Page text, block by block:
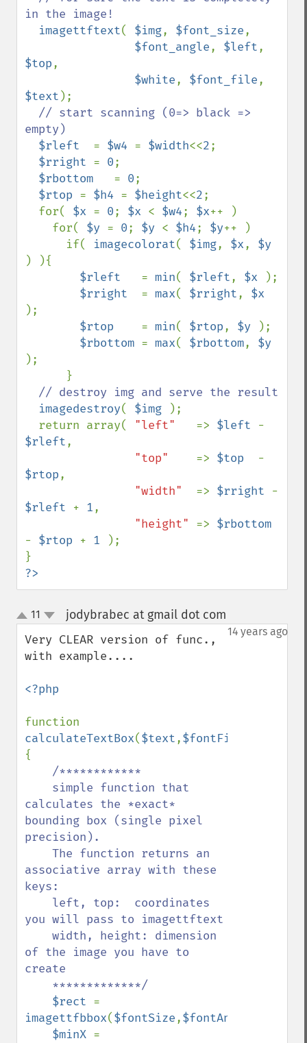
in the image!
imagettftext( $img, $font_size,
$font_angle, $left
$top,
$white, $font_file
$text );
// start scanning (0=> black =>
empty)
$rleft = $w4 = $width<<2;
$rright = 0;
$rbottom = 0;
$rtop = $h4 = $height<<2;
  for(
$x = 0; $x < $w4; $x++ )
    for(
$y = 0; $y < $h4; $y++ )
      if(
imagecolorat( $img, $x,
) ){
$rleft = min( $rleft, $x
);
$rright = max( $rright,
);
$rtop = min( $rtop, $y
);
$rbottom = max( $rbottom,
);
// destroy img and serve the result
imagedestroy( $img
);
  return array(
"left" => $left
$rleft,
"top" => $top
$rtop,
"width" => $rright
$rleft + 1,
"height" =>
- $rtop + 1
);
?>
up
down
11 jodybrabec at gmail dot com
14 years ago
Very CLEAR version of func.,
with example....
<?php
calculateTextBox($text,$fontFile
{
/************
calculates the *exact*
bounding box (single pixel
precision).
associative array with these
keys:
you will pass to imagettftext
of the image you have to
create
$rect
imagettfbbox($fontSize,$fontAngle
$minX